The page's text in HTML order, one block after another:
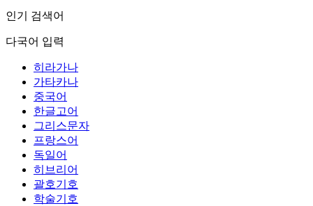
인기 검색어
다국어 입력
히라가나
가타카나
중국어
한글고어
그리스문자
프랑스어
독일어
히브리어
괄호기호
학술기호